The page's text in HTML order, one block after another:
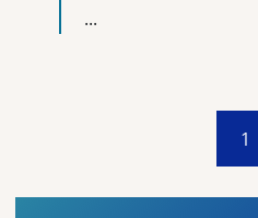
...
1